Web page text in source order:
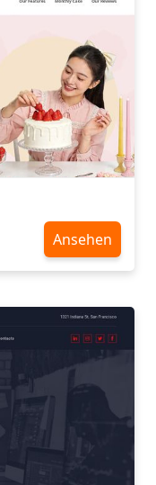
Ansehen